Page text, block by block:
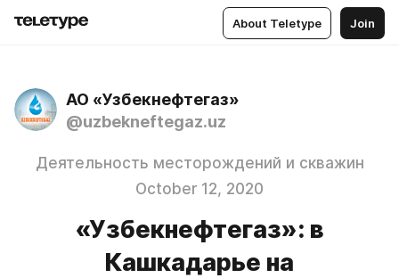
About Teletype Join
АО «Узбекнефтегаз»
@uzbekneftegaz.uz
Деятельность месторождений и скважин
October 12, 2020
«Узбекнефтегаз»: в
Кашкадарье на